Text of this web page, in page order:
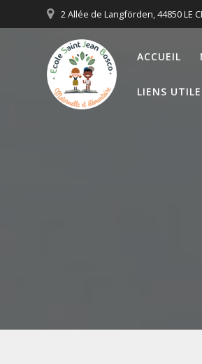
au
2 Allée de Langförden, 44850 LE
ACCUEIL
LIENS